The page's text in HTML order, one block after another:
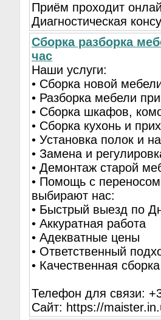
Приём проходит
Диагностическая
Сборка разборка
час
Наши услуги:
• Сборка новой
• Разборка мебели
• Сборка шкафов,
• Сборка кухонь и
• Установка полок и
• Замена и
• Демонтаж старой
• Помощь с
выбирают нас:
• Быстрый выезд по
• Аккуратная работа
• Адекватные цены
• Ответственный
• Качественная
Телефон для связи:
Сайт: https://